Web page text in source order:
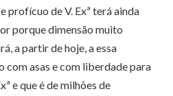
profícuo de V. Exª terá ainda
porque dimensão muito
a partir de hoje, a essa
com asas e com liberdade para
e que é de milhões de